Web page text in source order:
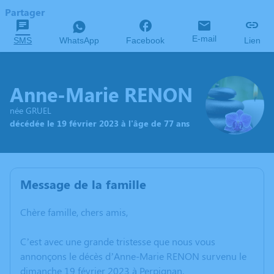
Partager
SMS WhatsApp Facebook E-mail Lien
Anne-Marie RENON
née GRUEL
décédée le 19 février 2023 à l'âge de 77 ans
Message de la famille
Chère famille, chers amis,
C’est avec une grande tristesse que nous vous
annonçons le décès d’Anne-Marie RENON survenu le
dimanche 19 février 2023 à Perpignan.